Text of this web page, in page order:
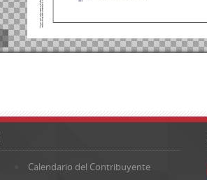
Calendario del Contribuyente